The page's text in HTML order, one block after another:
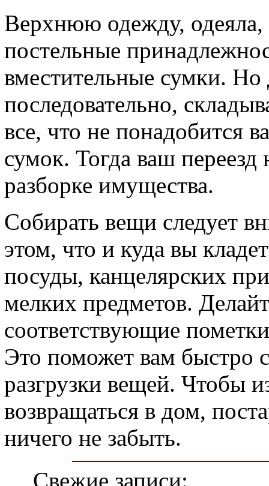
Верхнюю одежду,
постельные
вместительные сумки. Но
последовательно,
все, что не понадобится
сумок. Тогда ваш переезд
разборке имущества.
Собирать вещи следует
этом, что и куда вы
посуды, канцелярских
мелких предметов.
соответствующие
Это поможет вам быстро
разгрузки вещей. Чтобы
возвращаться в дом,
ничего не забыть.
Свежие записи: